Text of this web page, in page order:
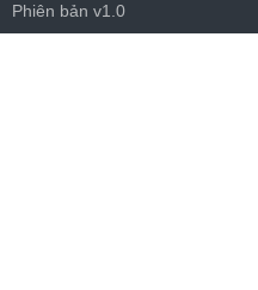
Phiên bản v1.0